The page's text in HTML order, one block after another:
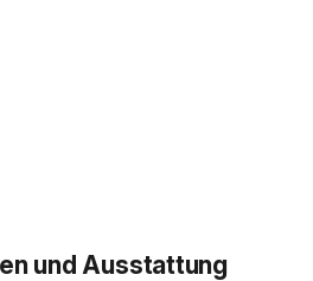
und Ausstattung